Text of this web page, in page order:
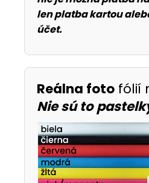
len platba kartou
účet.
Reálna foto fólií
Nie sú to